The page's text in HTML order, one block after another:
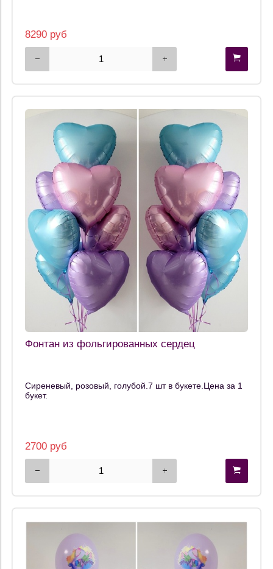
8290 руб
Фонтан из фольгированных сердец
Сиреневый, розовый, голубой.7 шт в букете.Цена за 1
букет.
2700 руб